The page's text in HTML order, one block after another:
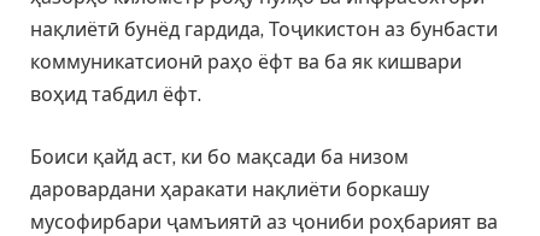
нақлиётӣ бунёд гардида, Тоҷикистон аз бунбасти
коммуникатсионӣ раҳо ёфт ва ба як кишвари
воҳид табдил ёфт.
Боиси қайд аст, ки бо мақсади ба низом
даровардани ҳаракати нақлиёти боркашу
мусофирбари ҷамъиятӣ аз ҷониби роҳбарият ва